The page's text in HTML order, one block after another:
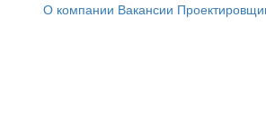
О компании Вакансии